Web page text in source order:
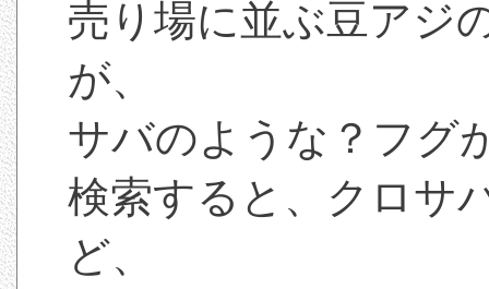
売り場に並ぶ豆アジ
が、
サバのような？フグ
検索すると、クロサ
ど、